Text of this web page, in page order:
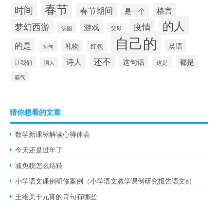
时间 春节 春节期间 是一个 格言
梦幻西游 汤圆 游戏 父母 疫情 的人
的是 短句 礼物 红包 自己的 英语
让我们 词人 诗人 还不 这句话 这是 都是
霸气
猜你想看的文章
数学新课标解读心得体会
今天还是过年了
减免税怎么结转
小学语文课例研修案例（小学语文教学课例研究报告语文s）
王维关于元宵的诗句有哪些